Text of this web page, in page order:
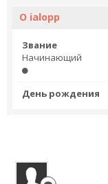
О ialopp
Звание
Начинающий
День рождения